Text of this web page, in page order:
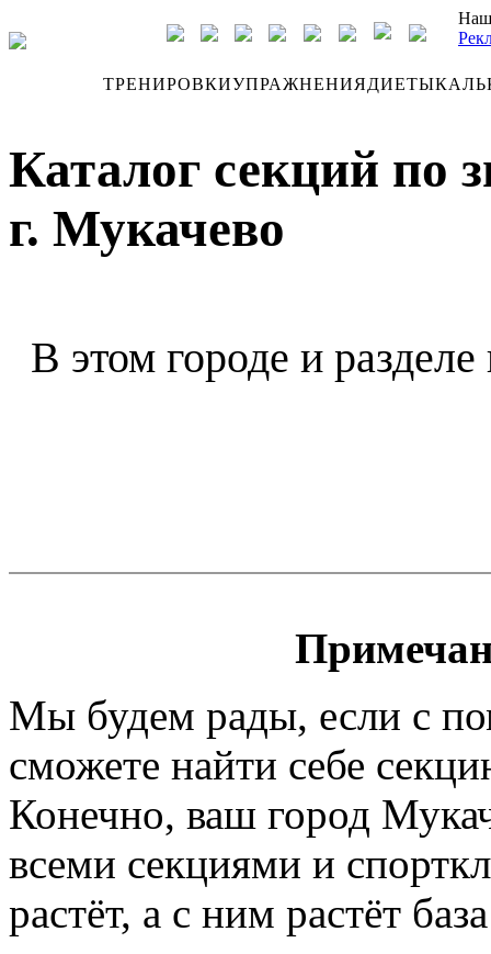
ТРЕНИРОВКИУПРАЖНЕНИЯДИЕТЫ
Каталог секций по
г. Мукачево
В этом городе и
Мы будем рады, если с
сможете найти себе
Конечно, ваш город
всеми секциями и
растёт, а с ним растёт